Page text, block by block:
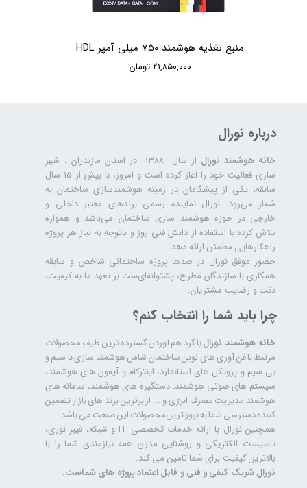
منبع تغذیه هوشمند 750 میلی آمپر HDL
۲۱,۸۵۰,۰۰۰ تومان
درباره نورال
خانه هوشمند نورال
از سال ۱۳۸۸ در استان مازندران ، شهر
ساری فعالیت خود را آغاز کرده است و امروز، با بیش از ۱۵ سال
سابقه، یکی از پیشگامان در زمینه هوشمندسازی ساختمان به
شمار می‌رود. نورال نماینده رسمی برندهای معتبر داخلی و
خارجی در حوزه هوشمند سازی ساختمان می‌باشد و همواره
تلاش کرده با استفاده از دانش فنی روز و باتوجه به نیاز هر پروژه
راهکارهایی مطمئن ارائه دهد.
حضور موفق نورال در صدها پروژه‌ ساختمانی شاخص و سابقه
همکاری با سازندگان مطرح، پشتوانه‌ای‌ست بر تعهد ما به کیفیت،
دقت و رضایت مشتریان.
چرا باید شما را انتخاب کنم؟
خانه هوشمند نورالبا گرد هم آوردن گسترده ترین طیف محصولات
مرتبط با فن آوری های نوین ساختمان شامل هوشمند سازی با سیم و
بی سیم و پروتکل های استاندارد، اینترکام و آیفون های هوشمند،
سیستم های صوتی هوشمند، دستگیره های هوشمند، سامانه های
هوشمند مدیریت مصرف انرژی و ... از برترین برند های بازار تضمین
کننده دسترسی شما به بروز ترین محصولات این صنعت می باشد.
همچنین نورال با ارائه خدمات تخصصی IT و شبکه، فیبر نوری،
تاسیسات الکتریکی و روشنایی مدرن همه نیازمندی شما را با
بالاترین کیفیت برای شما تامین می کند.
نورال شریک کیفی و فنی و قابل اعتماد پروژه های شماست.